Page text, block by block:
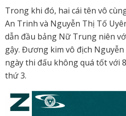
Trong khi đó, hai cái tên vô
An Trinh và Nguyễn Thị Tố
dẫn đầu bảng Nữ Trung niên
gậy. Đương kim vô địch
ngày thi đấu không quá tốt với
thứ 3.